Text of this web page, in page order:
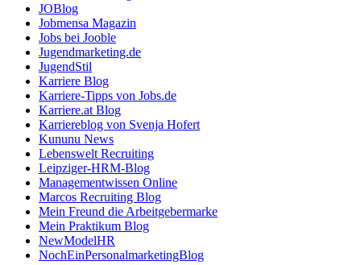
JOBlog
Jobmensa Magazin
Jobs bei Jooble
Jugendmarketing.de
JugendStil
Karriere Blog
Karriere-Tipps von Jobs.de
Karriere.at Blog
Karriereblog von Svenja Hofert
Kununu News
Lebenswelt Recruiting
Leipziger-HRM-Blog
Managementwissen Online
Marcos Recruiting Blog
Mein Freund die Arbeitgebermarke
Mein Praktikum Blog
NewModelHR
NochEinPersonalmarketingBlog